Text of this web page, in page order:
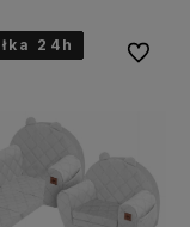
24h
24h
24h
24h
24h
24h
24h
24h Do